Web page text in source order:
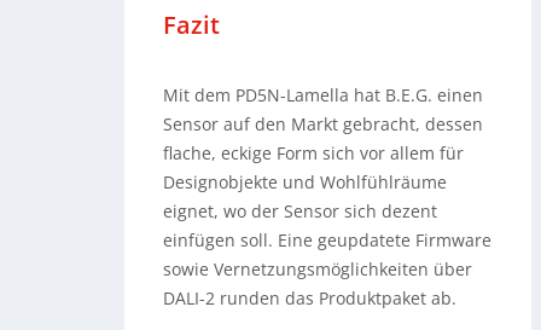
Fazit
Mit dem PD5N-Lamella hat B.E.G. einen
Sensor auf den Markt gebracht, dessen
flache, eckige Form sich vor allem für
Designobjekte und Wohlfühlräume
eignet, wo der Sensor sich dezent
einfügen soll. Eine geupdatete Firmware
sowie Vernetzungsmöglichkeiten über
DALI-2 runden das Produktpaket ab.